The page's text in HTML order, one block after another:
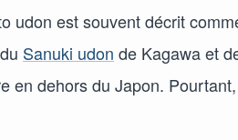
udon est souvent décrit
Sanuki udon de Kagawa et
en dehors du Japon.